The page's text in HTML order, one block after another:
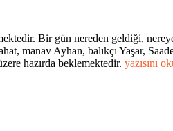
Bir gün nereden geldiği,
manav Ayhan, balıkçı Yaşar,
hazırda beklemektedir. “Aşk
yazısını